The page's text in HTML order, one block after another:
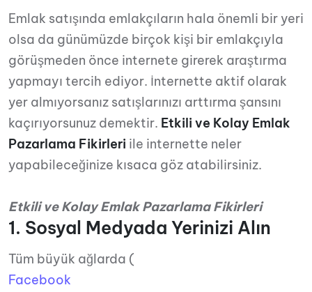
Emlak satışında emlakçıların hala önemli bir yeri
olsa da günümüzde birçok kişi bir emlakçıyla
görüşmeden önce internete girerek araştırma
yapmayı tercih ediyor. İnternette aktif olarak
yer almıyorsanız satışlarınızı arttırma şansını
kaçırıyorsunuz demektir. Etkili ve Kolay Emlak
Pazarlama Fikirleri ile internette neler
yapabileceğinize kısaca göz atabilirsiniz.
Etkili ve Kolay Emlak Pazarlama Fikirleri
1. Sosyal Medyada Yerinizi Alın
Tüm büyük ağlarda (
Facebook